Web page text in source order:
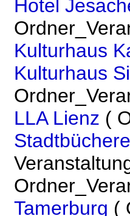
Hotel
Kulturhaus
Kulturhaus
LLA Lienz (
Tamerburg (